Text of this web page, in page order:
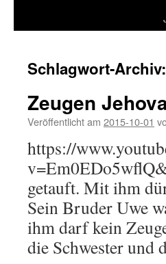
Schlagwort-
Zeugen
Veröffentlicht am 2015-10-01
https://
getauft. Mit ihm
Sein Bruder Uwe
ihm darf kein
die Schwester